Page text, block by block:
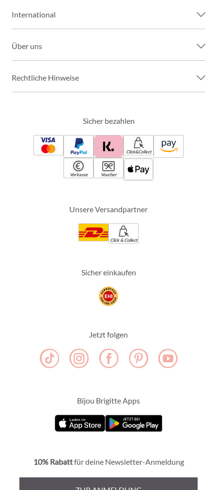
International
Über uns
Rechtliche Hinweise
Sicher bezahlen
Click&Collect
Vorkasse Voucher
Unsere Versandpartner
Click & Collect
Sicher einkaufen
Jetzt folgen
Bijou Brigitte Apps
10% Rabattfür deine Newsletter-Anmeldung